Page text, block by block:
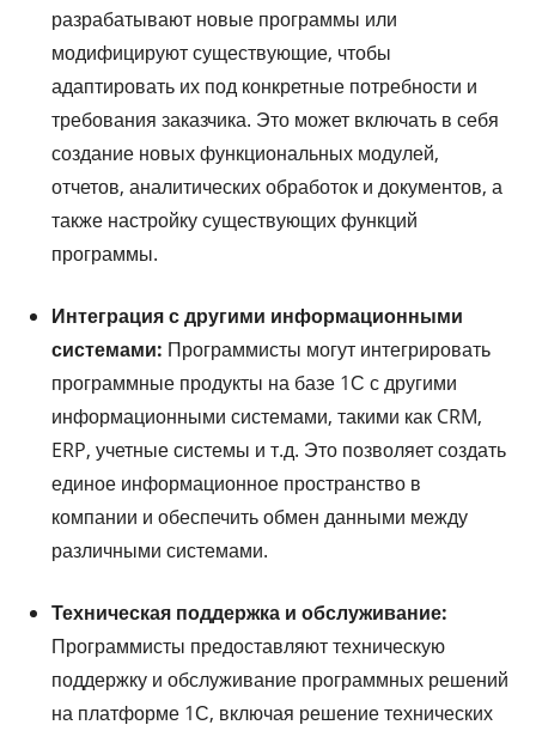
разрабатывают новые программы или
модифицируют существующие, чтобы
адаптировать их под конкретные потребности и
требования заказчика. Это может включать в себя
создание новых функциональных модулей,
отчетов, аналитических обработок и документов, а
также настройку существующих функций
программы.
Интеграция с другими информационными
системами: Программисты могут интегрировать
программные продукты на базе 1С с другими
информационными системами, такими как CRM,
ERP, учетные системы и т.д. Это позволяет создать
единое информационное пространство в
компании и обеспечить обмен данными между
различными системами.
Техническая поддержка и обслуживание:
Программисты предоставляют техническую
поддержку и обслуживание программных решений
на платформе 1С, включая решение технических